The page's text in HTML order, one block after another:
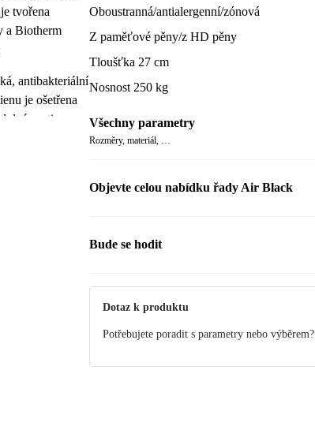
tvořena
a Biotherm
antibakteriální
je ošetřena
proti
Oboustranná/antialergenní/zónová
Z paměťové pěny/z HD pěny
Tloušťka 27 cm
Nosnost 250 kg
Všechny parametry
Rozměry, materiál, …
Objevte celou nabídku řady Air Black
Bude se hodit
Dotaz k produktu
Potřebujete poradit s parametry nebo výběrem?